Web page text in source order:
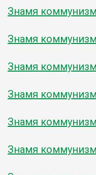
Знамя
Знамя
Знамя
Знамя
Знамя
Знамя